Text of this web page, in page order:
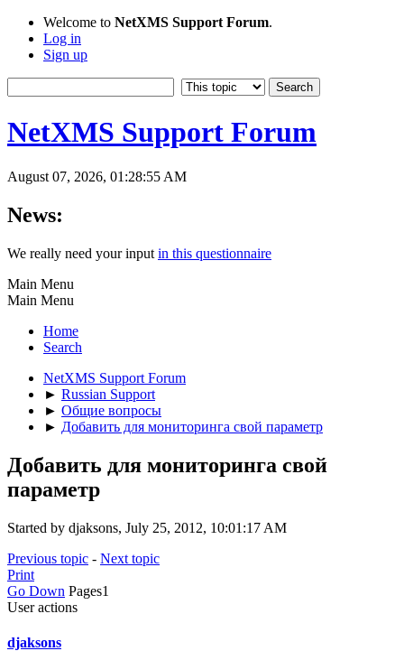
Welcome to NetXMS Support Forum.
Log in
Sign up
NetXMS Support Forum
August 07, 2026, 01:28:55 AM
News:
We really need your input in this questionnaire
Main Menu
Main Menu
Home
Search
NetXMS Support Forum
► Russian Support
► Общие вопросы
► Добавить для мониторинга свой параметр
Добавить для мониторинга свой
параметр
Started by djaksons, July 25, 2012, 10:01:17 AM
Previous topic - Next topic
Print
Go Down Pages1
User actions
djaksons